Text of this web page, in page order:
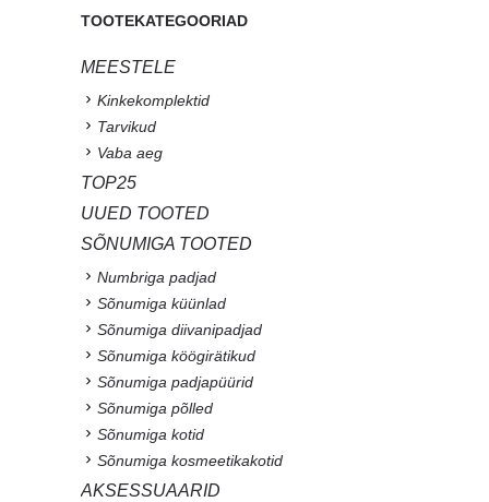
TOOTEKATEGOORIAD
MEESTELE
Kinkekomplektid
Tarvikud
Vaba aeg
TOP25
UUED TOOTED
SÕNUMIGA TOOTED
Numbriga padjad
Sõnumiga küünlad
Sõnumiga diivanipadjad
Sõnumiga köögirätikud
Sõnumiga padjapüürid
Sõnumiga põlled
Sõnumiga kotid
Sõnumiga kosmeetikakotid
AKSESSUAARID